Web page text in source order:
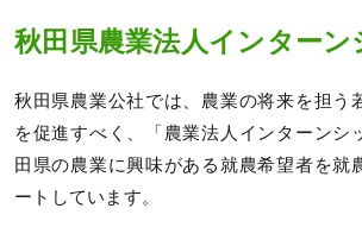
秋田県農業法人インターン
秋田県農業公社では、農業の将来を担う
を促進すべく、「農業法人インターンシ
田県の農業に興味がある就農希望者を就
ートしています。